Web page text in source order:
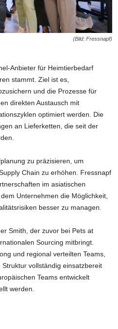
(Bild: Fressnapf)
Anbieter für Heimtierbedarf
stammt. Ziel ist es,
und die Prozesse für
direkten Austausch mit
optimiert werden. Die
an Lieferketten, die seit der
zu präzisieren, um
Chain zu erhöhen. Fressnapf
im asiatischen
Unternehmen die Möglichkeit,
besser zu managen.
Smith, der zuvor bei Pets at
Sourcing mitbringt.
und regional verteilten Teams,
vollständig einsatzbereit
Teams entwickelt
werden.